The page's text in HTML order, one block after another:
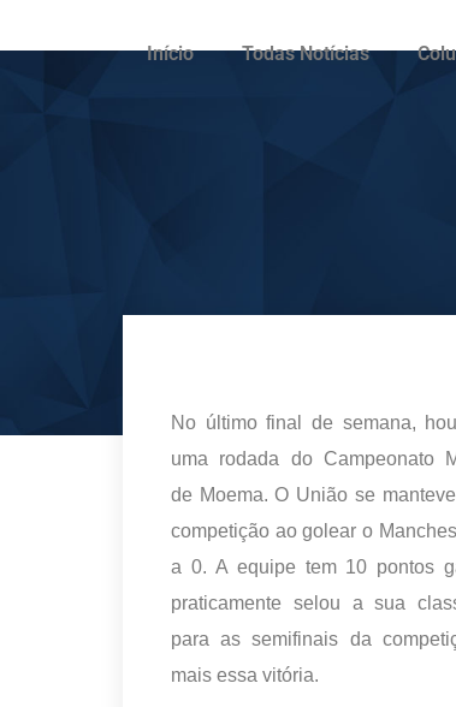
Início Todas Notícias
No último final de semana,
uma rodada do Campeonato
de Moema. O União se
competição ao golear o
a 0. A equipe tem 10 pontos
praticamente selou a sua
para as semifinais da
mais essa vitória.